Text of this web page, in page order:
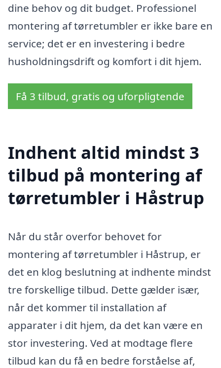
dine behov og dit budget. Professionel
montering af tørretumbler er ikke bare en
service; det er en investering i bedre
husholdningsdrift og komfort i dit hjem.
Få 3 tilbud, gratis og uforpligtende
Indhent altid mindst 3
tilbud på montering af
tørretumbler i Håstrup
Når du står overfor behovet for
montering af tørretumbler i Håstrup, er
det en klog beslutning at indhente mindst
tre forskellige tilbud. Dette gælder især,
når det kommer til installation af
apparater i dit hjem, da det kan være en
stor investering. Ved at modtage flere
tilbud kan du få en bedre forståelse af,